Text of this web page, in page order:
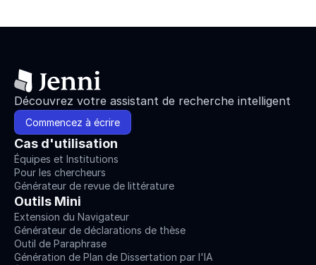
Découvrez votre assistant de recherche intelligent
Commencez à écrire
Cas d'utilisation
Équipes et Institutions
Pour les chercheurs
Générateur de revue de littérature
Outils Mini
Extension du Navigateur
Générateur de déclarations de thèse
Outil de Paraphrase
Génération de Plan de Dissertation par l'IA